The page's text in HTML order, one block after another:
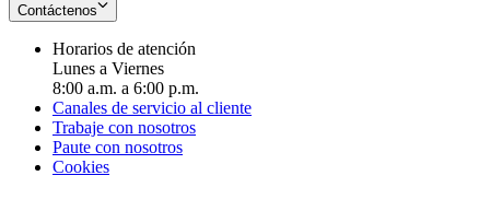
Contáctenos
Horarios de atención
Lunes a Viernes
8:00 a.m. a 6:00 p.m.
Canales de servicio al cliente
Trabaje con nosotros
Paute con nosotros
Cookies